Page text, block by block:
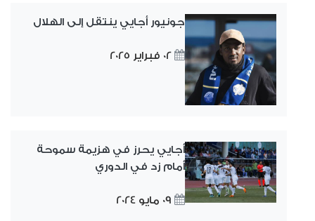
جونيور أجايي ينتقل إلى الهلال
02 فبراير 2025
أجايي يحرز في هزيمة سموحة
أمام زد في الدوري
09 مايو 2024